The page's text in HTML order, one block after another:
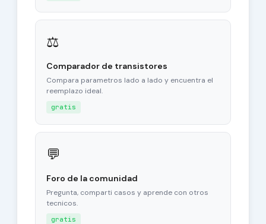
⚖
Comparador de transistores
Compara parametros lado a lado y encuentra el
reemplazo ideal.
gratis
💬
Foro de la comunidad
Pregunta, comparti casos y aprende con otros
tecnicos.
gratis